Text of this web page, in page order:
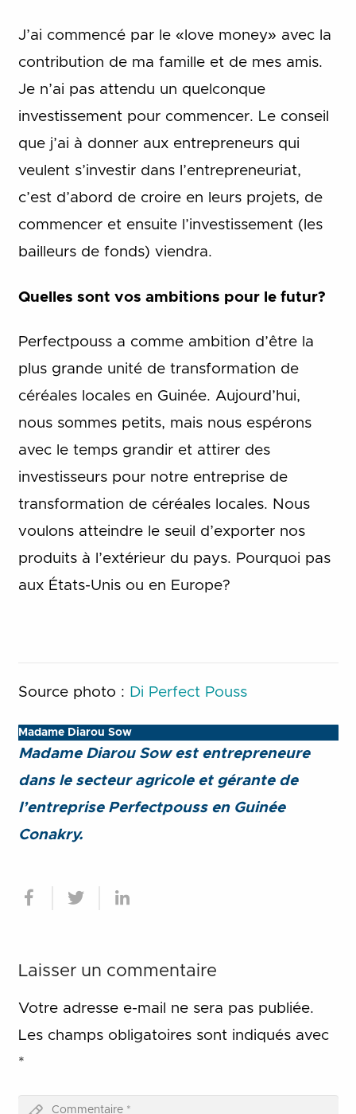
J’ai commencé par le «love money» avec la
contribution de ma famille et de mes amis.
Je n’ai pas attendu un quelconque
investissement pour commencer. Le conseil
que j’ai à donner aux entrepreneurs qui
veulent s’investir dans l’entrepreneuriat,
c’est d’abord de croire en leurs projets, de
commencer et ensuite l’investissement (les
bailleurs de fonds) viendra.
Quelles sont vos ambitions pour le futur?
Perfectpouss a comme ambition d’être la
plus grande unité de transformation de
céréales locales en Guinée. Aujourd’hui,
nous sommes petits, mais nous espérons
avec le temps grandir et attirer des
investisseurs pour notre entreprise de
transformation de céréales locales. Nous
voulons atteindre le seuil d’exporter nos
produits à l’extérieur du pays. Pourquoi pas
aux États-Unis ou en Europe?
Source photo : Di Perfect Pouss
Madame Diarou Sow
Madame Diarou Sow est entrepreneure
dans le secteur agricole et gérante de
l’entreprise Perfectpouss en Guinée
Conakry.
Laisser un commentaire
Votre adresse e-mail ne sera pas publiée.
Les champs obligatoires sont indiqués avec
*